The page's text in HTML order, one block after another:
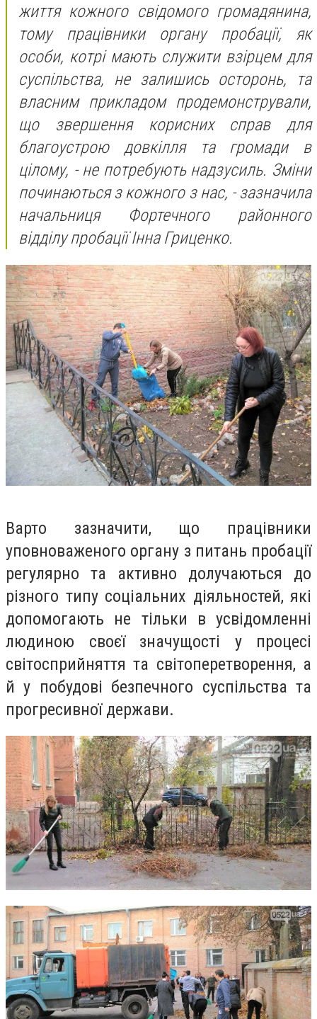
життя кожного свідомого громадянина,
тому працівники органу пробації, як
особи, котрі мають служити взірцем для
суспільства, не залишись осторонь, та
власним прикладом продемонстрували,
що звершення корисних справ для
благоустрою довкілля та громади в
цілому, - не потребують надзусиль. Зміни
починаються з кожного з нас, - зазначила
начальниця Фортечного районного
відділу пробації Інна Гриценко.
Варто зазначити, що працівники
уповноваженого органу з питань пробації
регулярно та активно долучаються до
різного типу соціальних діяльностей, які
допомогають не тільки в усвідомленні
людиною своєї значущості у процесі
світосприйняття та світоперетворення, а
й у побудові безпечного суспільства та
прогресивної держави.